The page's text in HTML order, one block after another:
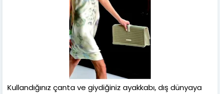
Kullandığınız çanta ve giydiğiniz ayakkabı, dış dünyaya